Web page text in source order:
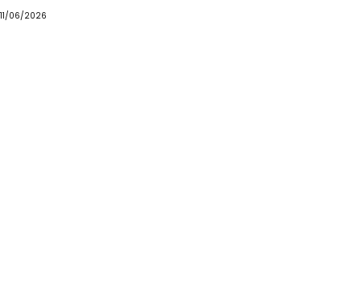
11/06/2026